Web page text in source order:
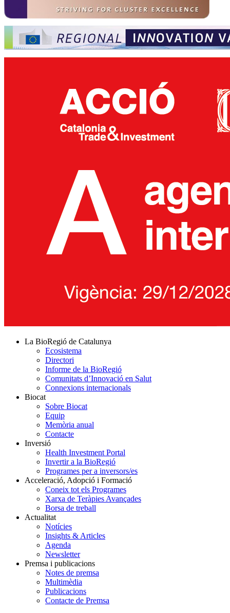
La BioRegió de Catalunya
Ecosistema
Directori
Informe de la BioRegió
Comunitats d’Innovació en Salut
Connexions internacionals
Biocat
Sobre Biocat
Equip
Memòria anual
Contacte
Inversió
Health Investment Portal
Invertir a la BioRegió
Programes per a inversors/es
Acceleració, Adopció i Formació
Coneix tot els Programes
Xarxa de Teràpies Avançades
Borsa de treball
Actualitat
Notícies
Insights & Articles
Agenda
Newsletter
Premsa i publicacions
Notes de premsa
Multimèdia
Publicacions
Contacte de Premsa